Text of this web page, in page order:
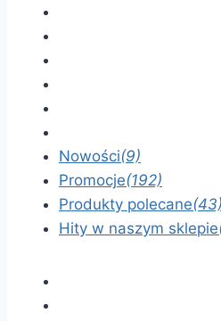
Nowości(9)
Promocje(192)
Produkty polecane(43)
Hity w naszym sklepie